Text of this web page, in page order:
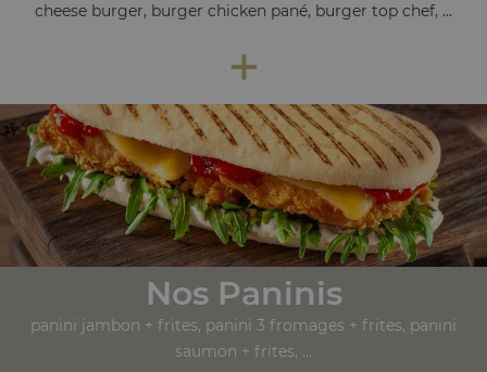
cheese burger, burger chicken pané, burger top chef, ...
+
Nos Paninis
panini jambon + frites, panini 3 fromages + frites, panini
saumon + frites, ...